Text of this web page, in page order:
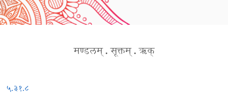
मण्डलम् . सूक्तम् . ऋक्
५.३१.८